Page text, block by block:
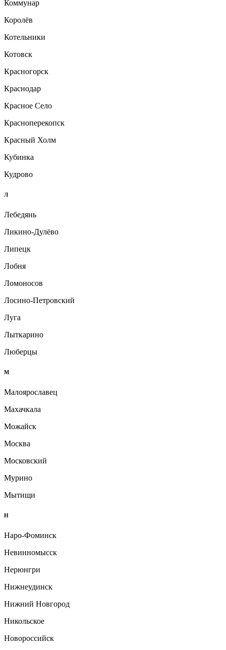
Коммунар
Королёв
Котельники
Котовск
Красногорск
Краснодар
Красное Село
Красноперекопск
Красный Холм
Кубинка
Кудрово
Л
Лебедянь
Ликино-Дулёво
Липецк
Лобня
Ломоносов
Лосино-Петровский
Луга
Лыткарино
Люберцы
М
Малоярославец
Махачкала
Можайск
Москва
Московский
Мурино
Мытищи
Н
Наро-Фоминск
Невинномысск
Нерюнгри
Нижнеудинск
Нижний Новгород
Никольское
Новороссийск